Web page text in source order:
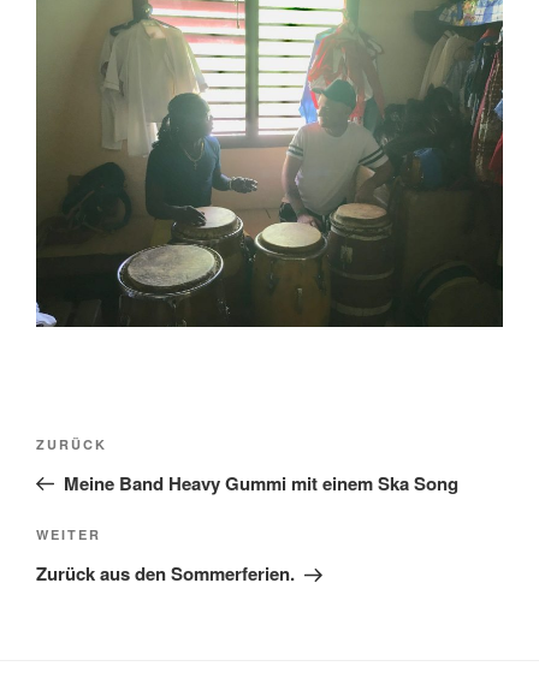
Beitragsnavigation
Vorheriger
Beitrag
ZURÜCK
Meine Band Heavy Gummi mit einem Ska Song
Nächster
Beitrag
WEITER
Zurück aus den Sommerferien.